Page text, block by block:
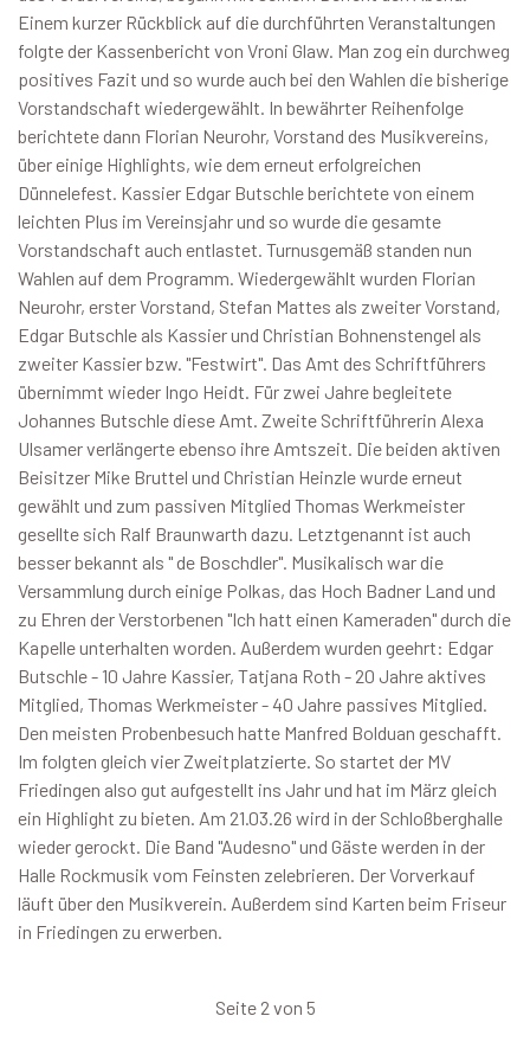
Einem kurzer Rückblick auf die durchführten Veranstaltungen
folgte der Kassenbericht von Vroni Glaw. Man zog ein durchweg
positives Fazit und so wurde auch bei den Wahlen die bisherige
Vorstandschaft wiedergewählt. In bewährter Reihenfolge
berichtete dann Florian Neurohr, Vorstand des Musikvereins,
über einige Highlights, wie dem erneut erfolgreichen
Dünnelefest. Kassier Edgar Butschle berichtete von einem
leichten Plus im Vereinsjahr und so wurde die gesamte
Vorstandschaft auch entlastet. Turnusgemäß standen nun
Wahlen auf dem Programm. Wiedergewählt wurden Florian
Neurohr, erster Vorstand, Stefan Mattes als zweiter Vorstand,
Edgar Butschle als Kassier und Christian Bohnenstengel als
zweiter Kassier bzw. "Festwirt". Das Amt des Schriftführers
übernimmt wieder Ingo Heidt. Für zwei Jahre begleitete
Johannes Butschle diese Amt. Zweite Schriftführerin Alexa
Ulsamer verlängerte ebenso ihre Amtszeit. Die beiden aktiven
Beisitzer Mike Bruttel und Christian Heinzle wurde erneut
gewählt und zum passiven Mitglied Thomas Werkmeister
gesellte sich Ralf Braunwarth dazu. Letztgenannt ist auch
besser bekannt als " de Boschdler". Musikalisch war die
Versammlung durch einige Polkas, das Hoch Badner Land und
zu Ehren der Verstorbenen "Ich hatt einen Kameraden" durch die
Kapelle unterhalten worden. Außerdem wurden geehrt: Edgar
Butschle - 10 Jahre Kassier, Tatjana Roth - 20 Jahre aktives
Mitglied, Thomas Werkmeister - 40 Jahre passives Mitglied.
Den meisten Probenbesuch hatte Manfred Bolduan geschafft.
Im folgten gleich vier Zweitplatzierte. So startet der MV
Friedingen also gut aufgestellt ins Jahr und hat im März gleich
ein Highlight zu bieten. Am 21.03.26 wird in der Schloßberghalle
wieder gerockt. Die Band "Audesno" und Gäste werden in der
Halle Rockmusik vom Feinsten zelebrieren. Der Vorverkauf
läuft über den Musikverein. Außerdem sind Karten beim Friseur
in Friedingen zu erwerben.
Seite 2 von 5